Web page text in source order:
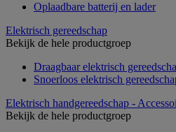
Oplaadbare batterij en lader
Elektrisch gereedschap
Bekijk de hele productgroep
Draagbaar elektrisch
Snoerloos elektrisch
Elektrisch handgereedschap -
Bekijk de hele productgroep